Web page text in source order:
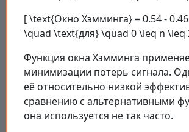
[ \text{Окно Хэмминга} = 0.54 -
\quad \text{для} \quad 0 \leq n \leq
Функция окна Хэмминга
минимизации потерь сигнала.
её относительно низкой
сравнению с альтернативными
она используется не так часто.